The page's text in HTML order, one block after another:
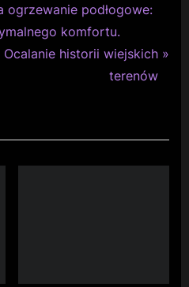
ogrzewanie podłogowe:
komfortu.
Ocalanie historii wiejskich
terenów